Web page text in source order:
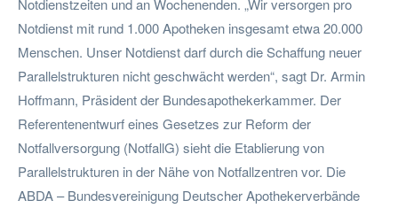
Notdienstzeiten und an Wochenenden. „Wir versorgen pro
Notdienst mit rund 1.000 Apotheken insgesamt etwa 20.000
Menschen. Unser Notdienst darf durch die Schaffung neuer
Parallelstrukturen nicht geschwächt werden“, sagt Dr. Armin
Hoffmann, Präsident der Bundesapothekerkammer. Der
Referentenentwurf eines Gesetzes zur Reform der
Notfallversorgung (NotfallG) sieht die Etablierung von
Parallelstrukturen in der Nähe von Notfallzentren vor. Die
ABDA – Bundesvereinigung Deutscher Apothekerverbände